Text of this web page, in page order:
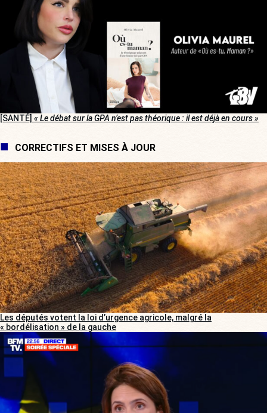
[SANTÉ] « Le débat sur la GPA n’est pas théorique : il est déjà en cours »
CORRECTIFS ET MISES À JOUR
Les députés votent la loi d’urgence agricole, malgré la
« bordélisation » de la gauche